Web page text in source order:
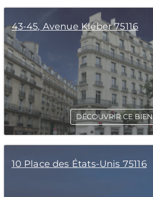
43-45, Avenue Kléber 75116
DÉCOUVRIR CE BIEN
10 Place des États-Unis 75116